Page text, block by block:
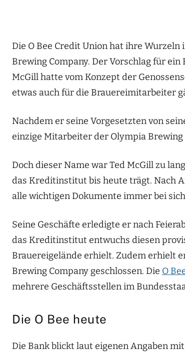
Die O Bee Credit Union hat ihre Wurzeln
Brewing Company. Der Vorschlag für
McGill hatte vom Konzept der
etwas auch für die Brauereimitarbeiter
Nachdem er seine Vorgesetzten von
einzige Mitarbeiter der Olympia
Doch dieser Name war Ted McGill zu
das Kreditinstitut bis heute trägt. Nach
alle wichtigen Dokumente immer bei
Seine Geschäfte erledigte er nach
das Kreditinstitut entwuchs diesen
Brauereigelände erhielt. Zudem erhielt
Brewing Company geschlossen. Die O
mehrere Geschäftsstellen im
Die O Bee heute
Die Bank blickt laut eigenen Angaben